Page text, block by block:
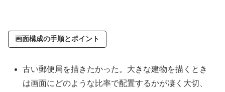
画面構成の手順とポイント
古い郵便局を描きたかった。大きな建物を描くとき
は画面にどのような比率で配置するかが凄く大切、